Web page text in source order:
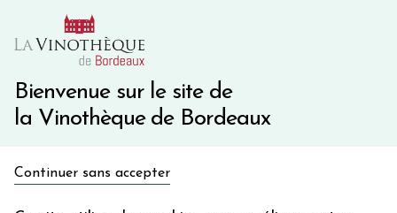
Bienvenue sur le site de
la Vinothèque de Bordeaux
Continuer sans accepter
10€ de remise immédiate sur votre première commande
Une question ?
en bon d'achat